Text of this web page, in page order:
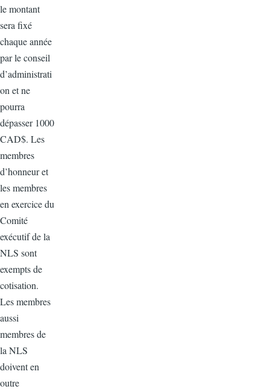
le montant
sera fixé
chaque année
par le conseil
d’administrati
on et ne
pourra
dépasser 1000
CAD$. Les
membres
d’honneur et
les membres
en exercice du
Comité
exécutif de la
NLS sont
exempts de
cotisation.
Les membres
aussi
membres de
la NLS
doivent en
outre